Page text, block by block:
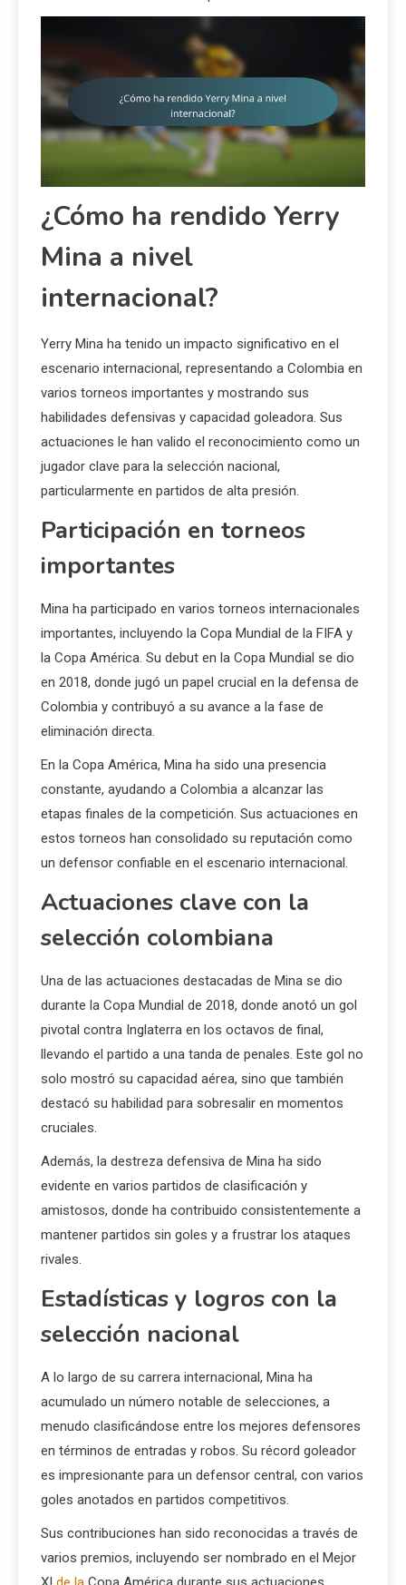
¿Cómo ha rendido Yerry
Mina a nivel
internacional?
Yerry Mina ha tenido un impacto significativo en el
escenario internacional, representando a Colombia en
varios torneos importantes y mostrando sus
habilidades defensivas y capacidad goleadora. Sus
actuaciones le han valido el reconocimiento como un
jugador clave para la selección nacional,
particularmente en partidos de alta presión.
Participación en torneos
importantes
Mina ha participado en varios torneos internacionales
importantes, incluyendo la Copa Mundial de la FIFA y
la Copa América. Su debut en la Copa Mundial se dio
en 2018, donde jugó un papel crucial en la defensa de
Colombia y contribuyó a su avance a la fase de
eliminación directa.
En la Copa América, Mina ha sido una presencia
constante, ayudando a Colombia a alcanzar las
etapas finales de la competición. Sus actuaciones en
estos torneos han consolidado su reputación como
un defensor confiable en el escenario internacional.
Actuaciones clave con la
selección colombiana
Una de las actuaciones destacadas de Mina se dio
durante la Copa Mundial de 2018, donde anotó un gol
pivotal contra Inglaterra en los octavos de final,
llevando el partido a una tanda de penales. Este gol no
solo mostró su capacidad aérea, sino que también
destacó su habilidad para sobresalir en momentos
cruciales.
Además, la destreza defensiva de Mina ha sido
evidente en varios partidos de clasificación y
amistosos, donde ha contribuido consistentemente a
mantener partidos sin goles y a frustrar los ataques
rivales.
Estadísticas y logros con la
selección nacional
A lo largo de su carrera internacional, Mina ha
acumulado un número notable de selecciones, a
menudo clasificándose entre los mejores defensores
en términos de entradas y robos. Su récord goleador
es impresionante para un defensor central, con varios
goles anotados en partidos competitivos.
Sus contribuciones han sido reconocidas a través de
varios premios, incluyendo ser nombrado en el Mejor